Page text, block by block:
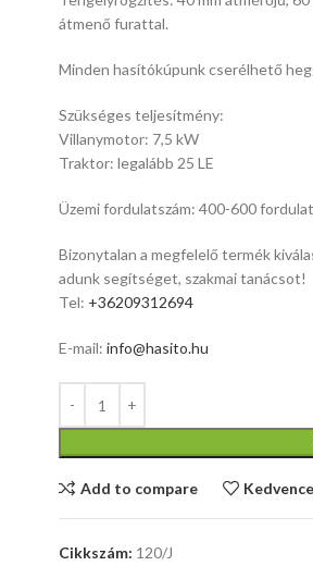
átmenő furattal.
Minden hasítókúpunk cserélhető
Szükséges teljesítmény:
Villanymotor: 7,5 kW
Traktor: legalább 25 LE
Üzemi fordulatszám: 400-600
Bizonytalan a megfelelő termék
adunk segítséget, szakmai tanácsot!
Tel: +36209312694
E-mail: info@hasito.hu
Add to compare
Cikkszám: 120/J